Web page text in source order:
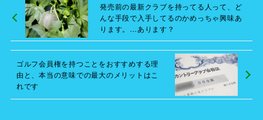
発売前の最新クラブを持ってる人って、ど
んな手段で入手してるのかめっちゃ興味あ
ります。…あります？
ゴルフ会員権を持つことをおすすめする理
由と、本当の意味での最大のメリットはこ
れです